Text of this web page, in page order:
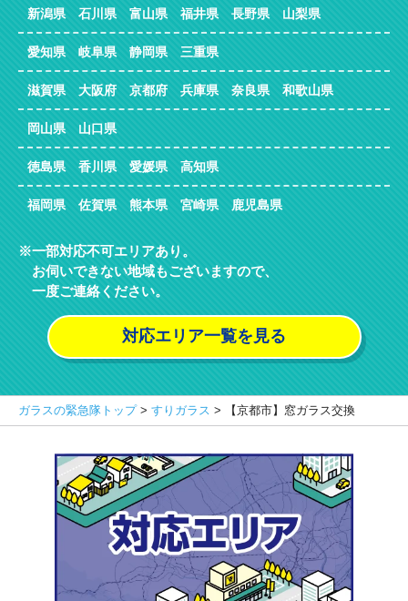
新潟県 石川県 富山県 福井県 長野県 山梨県
愛知県 岐阜県 静岡県 三重県
滋賀県 大阪府 京都府 兵庫県 奈良県 和歌山県
岡山県 山口県
徳島県 香川県 愛媛県 高知県
福岡県 佐賀県 熊本県 宮崎県 鹿児島県
一部対応不可エリアあり。
お伺いできない地域もございますので、
一度ご連絡ください。
対応エリア一覧を見る
ガラスの緊急隊トップ> すりガラス > 【京都市】窓ガラス交換